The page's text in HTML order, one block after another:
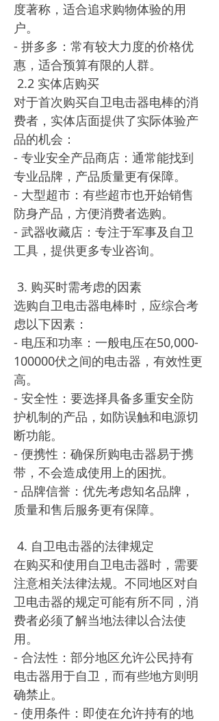
度著称，适合追求购物体验的用
户。
- 拼多多：常有较大力度的价格优
惠，适合预算有限的人群。
2.2 实体店购买
对于首次购买自卫电击器电棒的消
费者，实体店面提供了实际体验产
品的机会：
- 专业安全产品商店：通常能找到
专业品牌，产品质量更有保障。
- 大型超市：有些超市也开始销售
防身产品，方便消费者选购。
- 武器收藏店：专注于军事及自卫
工具，提供更多专业咨询。
3. 购买时需考虑的因素
选购自卫电击器电棒时，应综合考
虑以下因素：
- 电压和功率：一般电压在50,000-
100000伏之间的电击器，有效性更
高。
- 安全性：要选择具备多重安全防
护机制的产品，如防误触和电源切
断功能。
- 便携性：确保所购电击器易于携
带，不会造成使用上的困扰。
- 品牌信誉：优先考虑知名品牌，
质量和售后服务更有保障。
4. 自卫电击器的法律规定
在购买和使用自卫电击器时，需要
注意相关法律法规。不同地区对自
卫电击器的规定可能有所不同，消
费者必须了解当地法律以合法使
用。
- 合法性：部分地区允许公民持有
电击器用于自卫，而有些地方则明
确禁止。
- 使用条件：即使在允许持有的地